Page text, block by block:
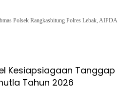
Polsek Rangkasbitung Polres Lebak, AIPDA
Kesiapsiagaan Tanggap
Tahun 2026